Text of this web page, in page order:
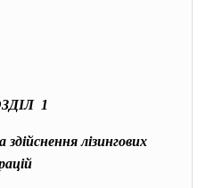
1
лізингових